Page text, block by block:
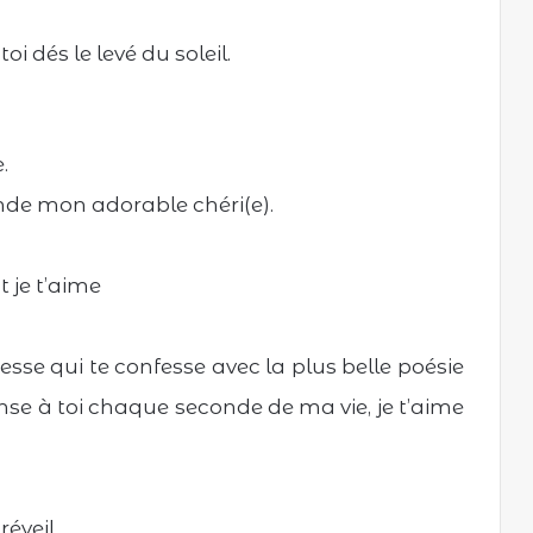
dés le levé du soleil.
mon adorable chéri(e).
je t’aime
qui te confesse avec la plus belle poésie
à toi chaque seconde de ma vie, je t’aime